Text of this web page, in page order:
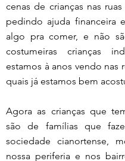
cenas de crianças nas
pedindo ajuda financeira
algo pra comer, e não
costumeiras crianças
estamos à anos vendo nas
quais já estamos bem
Agora as crianças que
são de famílias que
sociedade cianortense,
nossa periferia e nos